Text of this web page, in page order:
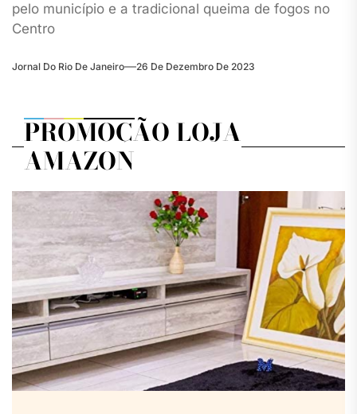
pelo município e a tradicional queima de fogos no
Centro
Jornal Do Rio De Janeiro 26 De Dezembro De 2023
PROMOÇÃO LOJA
AMAZON